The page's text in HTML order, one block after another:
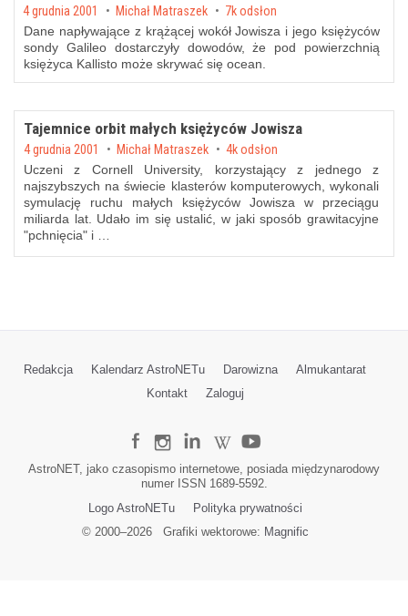
Posted on
4 grudnia 2001 by Michał Matraszek 7k odsłon
Dane napływające z krążącej wokół Jowisza i jego księżyców
sondy Galileo dostarczyły dowodów, że pod powierzchnią
księżyca Kallisto może skrywać się ocean.
Tajemnice orbit małych księżyców Jowisza
Posted on
4 grudnia 2001 by Michał Matraszek 4k odsłon
Uczeni z Cornell University, korzystający z jednego z
najszybszych na świecie klasterów komputerowych, wykonali
symulację ruchu małych księżyców Jowisza w przeciągu
miliarda lat. Udało im się ustalić, w jaki sposób grawitacyjne
"pchnięcia" i …
Redakcja Kalendarz AstroNETu Darowizna
Almukantarat
Kontakt
Zaloguj
AstroNET, jako czasopismo internetowe, posiada międzynarodowy
numer ISSN 1689-5592.
Logo AstroNETu
Polityka prywatności
© 2000–2026Grafiki wektorowe: Magnific